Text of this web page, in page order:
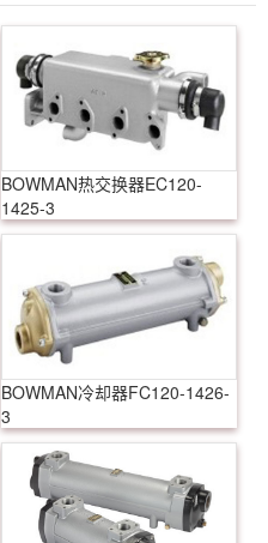
BOWMAN热交换器EC120-
1425-3
BOWMAN冷却器FC120-1426-
3